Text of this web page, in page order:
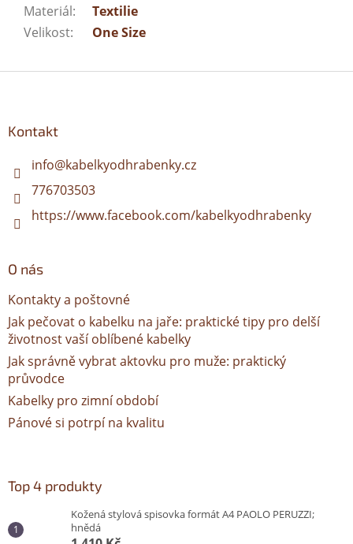
Materiál:
Textilie
Velikost: One Size
Kontakt
info@kabelkyodhrabenky.cz
776703503
https://www.facebook.com/kabelkyodhrabenky
O nás
Kontakty a poštovné
Jak pečovat o kabelku na jaře: praktické tipy pro delší
životnost vaší oblíbené kabelky
Jak správně vybrat aktovku pro muže: praktický
průvodce
Kabelky pro zimní období
Pánové si potrpí na kvalitu
Top 4 produkty
Kožená stylová spisovka formát A4 PAOLO PERUZZI;
hnědá